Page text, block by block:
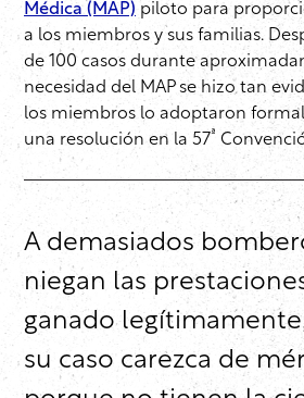
Médica (MAP) piloto para
a los miembros y sus familias.
de 100 casos durante
necesidad del MAP se hizo tan
los miembros lo adoptaron
una resolución en la 57ª
A demasiados
niegan las
ganado
su caso carezca de